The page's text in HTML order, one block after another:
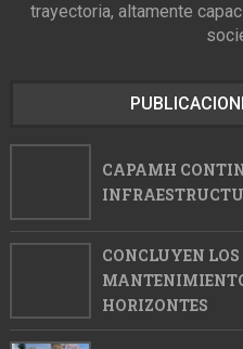
trayectoria, altamente
CAPAMH
CONCLUYEN
HORIZONTES